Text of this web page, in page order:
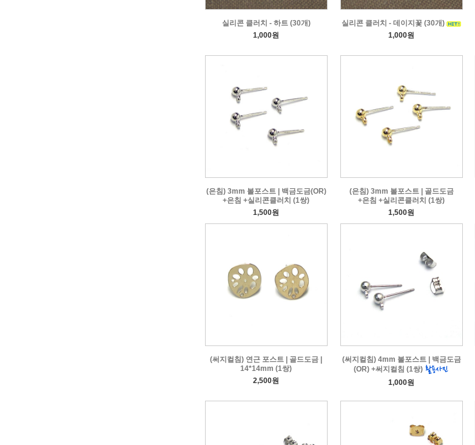
실리콘 클러치 - 하트 (30개)
1,000원
실리콘 클러치 - 데이지꽃 (30개)
1,000원
(은침) 3mm 볼포스트 | 백금도금(OR)
+은침 +실리콘클러치 (1쌍)
1,500원
(은침) 3mm 볼포스트 | 골드도금
+은침 +실리콘클러치 (1쌍)
1,500원
(써지컬침) 연근 포스트 | 골드도금 |
14*14mm (1쌍)
2,500원
(써지컬침) 4mm 볼포스트 | 백금도금
(OR) +써지컬침 (1쌍)
1,000원